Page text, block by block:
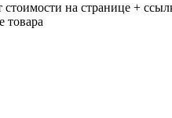
стоимости на странице +
товара